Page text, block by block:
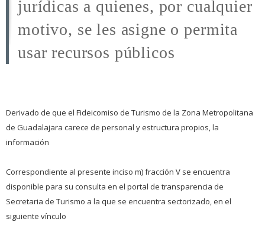
jurídicas a quienes, por cualquier
motivo, se les asigne o permita
usar recursos públicos
Derivado de que el Fideicomiso de Turismo de la Zona Metropolitana
de Guadalajara carece de personal y estructura propios, la
información
Correspondiente al presente inciso m) fracción V se encuentra
disponible para su consulta en el portal de transparencia de
Secretaria de Turismo a la que se encuentra sectorizado, en el
siguiente vínculo